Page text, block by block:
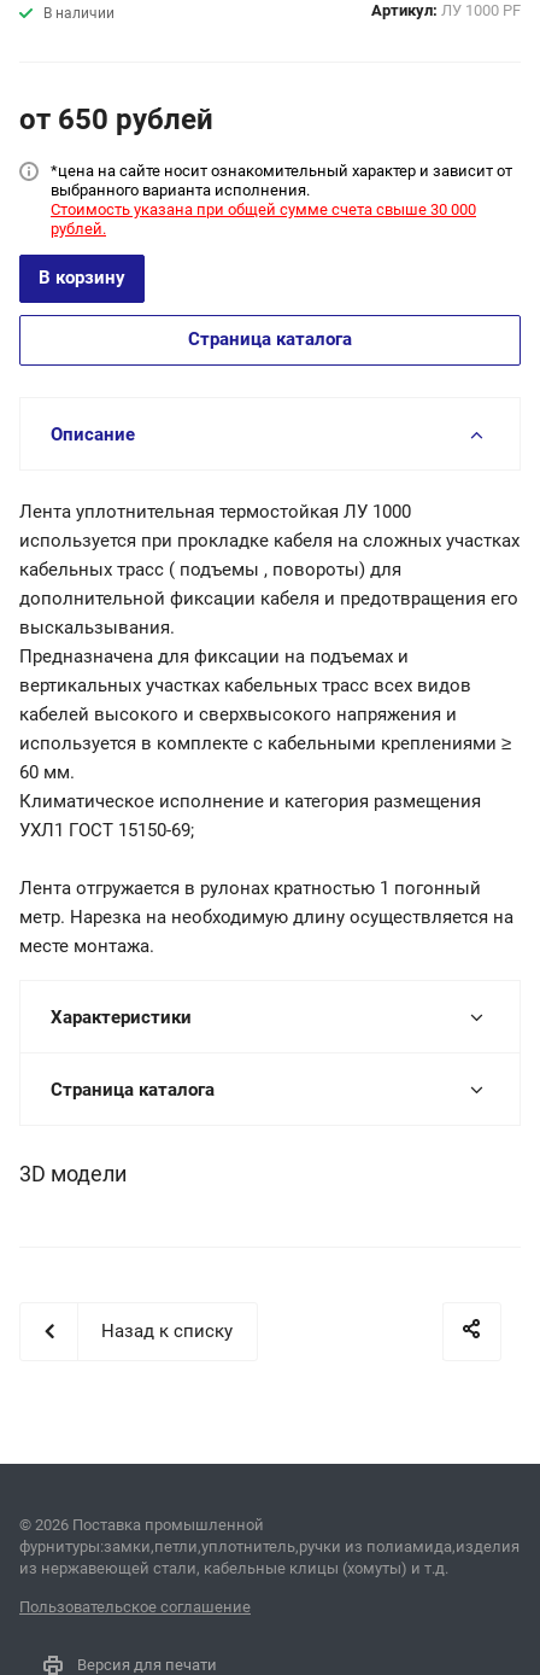
В наличии Артикул: ЛУ 1000 PF
от 650 рублей
*цена на сайте носит ознакомительный характер и зависит от
выбранного варианта исполнения.
Стоимость указана при общей сумме счета свыше 30 000
рублей.
В корзину
Страница каталога
Описание
Лента уплотнительная термостойкая ЛУ 1000
используется при прокладке кабеля на сложных участках
кабельных трасс ( подъемы , повороты) для
дополнительной фиксации кабеля и предотвращения его
выскальзывания.
Предназначена для фиксации на подъемах и
вертикальных участках кабельных трасс всех видов
кабелей высокого и сверхвысокого напряжения и
используется в комплекте с кабельными креплениями ≥
60 мм.
Климатическое исполнение и категория размещения
УХЛ1 ГОСТ 15150-69;
Лента отгружается в рулонах кратностью 1 погонный
метр. Нарезка на необходимую длину осуществляется на
месте монтажа.
Характеристики
Страница каталога
3D модели
Назад к списку
© 2026 Поставка промышленной
фурнитуры:замки,петли,уплотнитель,ручки из полиамида,изделия
из нержавеющей стали, кабельные клицы (хомуты) и т.д.
Пользовательское соглашение
Версия для печати